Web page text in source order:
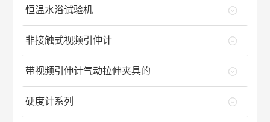
恒温水浴试验机
非接触式视频引伸计
带视频引伸计气动拉伸夹具的
硬度计系列